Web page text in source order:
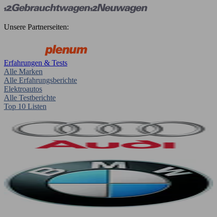
Unsere Partnerseiten:
Erfahrungen & Tests
Alle Marken
Alle Erfahrungsberichte
Elektroautos
Alle Testberichte
Top 10 Listen